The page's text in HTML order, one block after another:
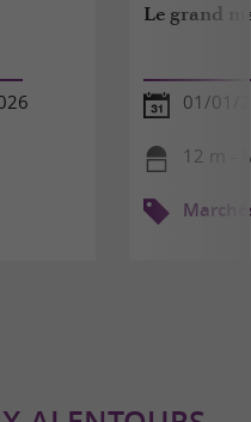
Le grand
01/01/
12 m -